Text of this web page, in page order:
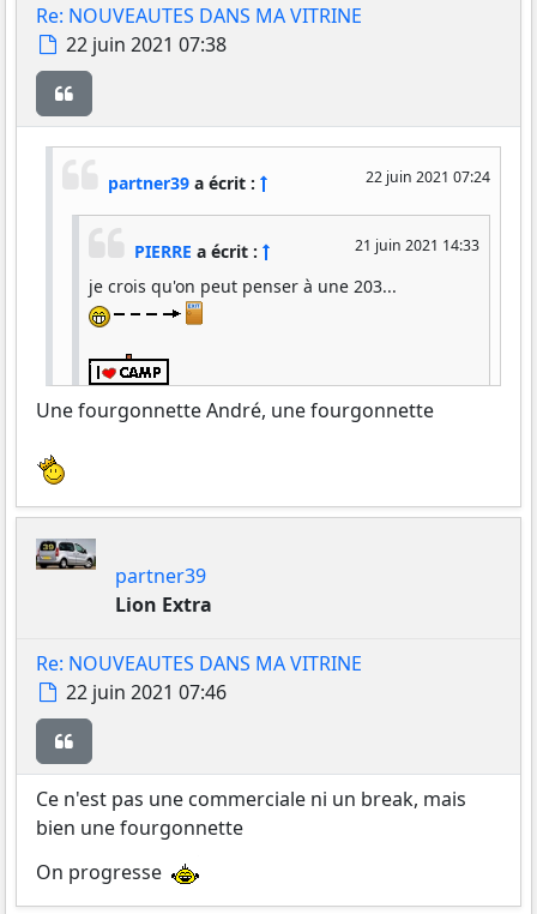
Re: NOUVEAUTES DANS MA VITRINE
Message
22 juin 2021 07:38
22 juin 2021 07:24
partner39 a écrit :
21 juin 2021 14:33
PIERRE a écrit :
je crois qu'on peut penser à une 203...
commerciale
Une fourgonnette André, une fourgonnette
partner39
Lion Extra
Re: NOUVEAUTES DANS MA VITRINE
Message
22 juin 2021 07:46
Ce n'est pas une commerciale ni un break, mais
bien une fourgonnette
On progresse